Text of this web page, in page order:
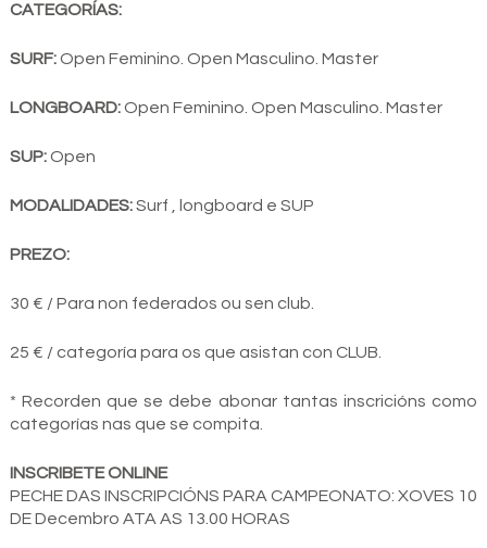
CATEGORÍAS:
SURF:Open Feminino. Open Masculino. Master
LONGBOARD:Open Feminino. Open Masculino. Master
SUP:Open
MODALIDADES:Surf , longboard e SUP
PREZO:
30 € / Para non federados ou sen club.
25 € / categoría para os que asistan con CLUB.
* Recorden que se debe abonar tantas inscricións como
categorías nas que se compita.
INSCRIBETE ONLINE
PECHE DAS INSCRIPCIÓNS PARA CAMPEONATO: XOVES 10
DE Decembro ATA AS 13.00 HORAS